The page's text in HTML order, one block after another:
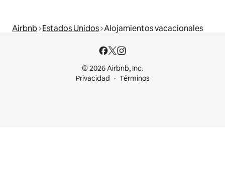
Airbnb Estados Unidos Alojamientos vacacionales
© 2026 Airbnb, Inc.
Privacidad
Términos